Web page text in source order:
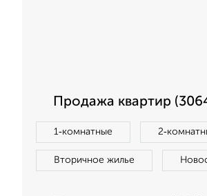
Продажа квартир
1‑комнатные
Вторичное жилье